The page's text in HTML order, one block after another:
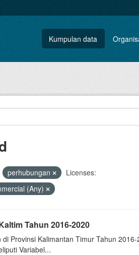
Kumpulan data
perhubungan
Licenses:
(Any)
Tahun 2016-2020
Provinsi Kalimantan Timur Tahun
Variabel...